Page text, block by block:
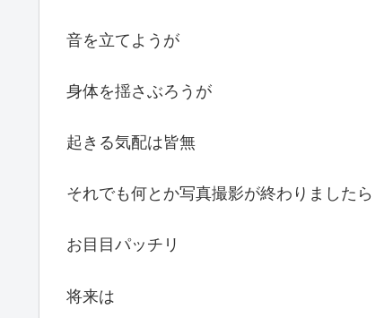
音を立てようが
身体を揺さぶろうが
起きる気配は皆無
それでも何とか写真撮影が終わりましたら
お目目パッチリ
将来は